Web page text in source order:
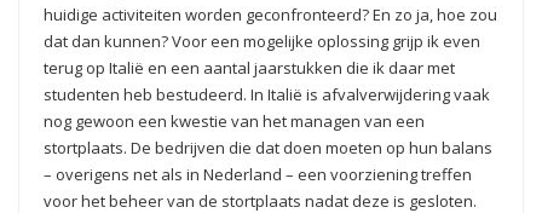
huidige activiteiten worden geconfronteerd? En zo ja, hoe zou
dat dan kunnen? Voor een mogelijke oplossing grijp ik even
terug op Italië en een aantal jaarstukken die ik daar met
studenten heb bestudeerd. In Italië is afvalverwijdering vaak
nog gewoon een kwestie van het managen van een
stortplaats. De bedrijven die dat doen moeten op hun balans
– overigens net als in Nederland – een voorziening treffen
voor het beheer van de stortplaats nadat deze is gesloten.